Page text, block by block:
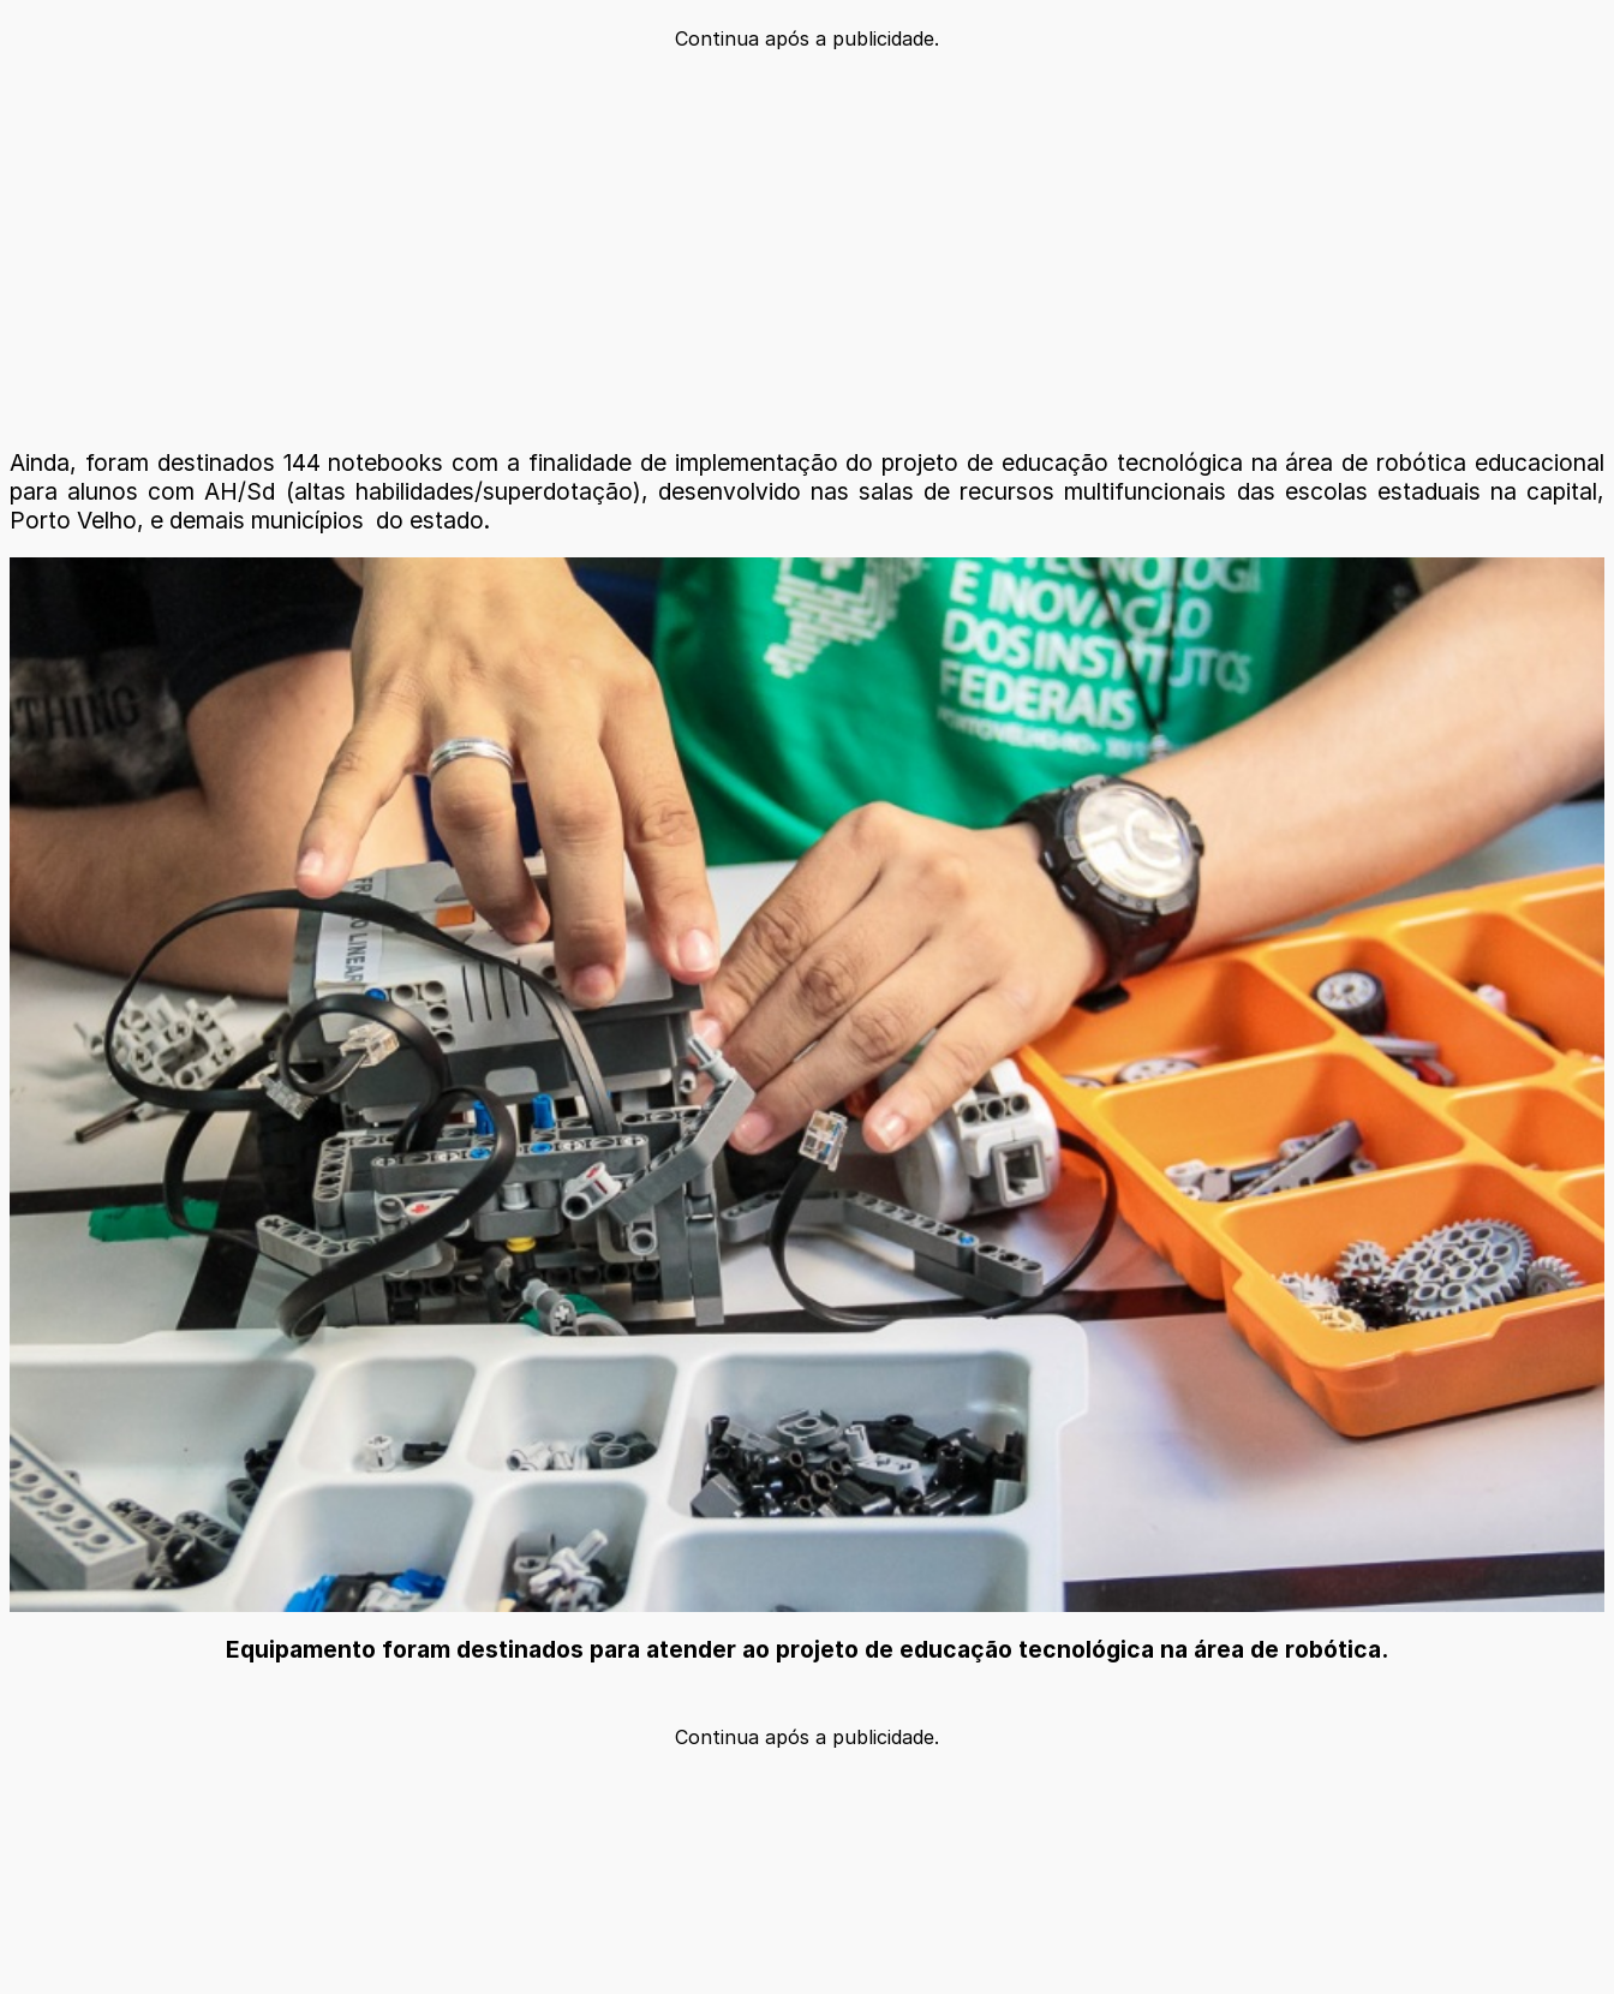
Continua após a publicidade.
Ainda, foram destinados 144 notebooks com a finalidade de implementação do projeto de educação tecnológica na área de robótica educacional
para alunos com AH/Sd (altas habilidades/superdotação), desenvolvido nas salas de recursos multifuncionais das escolas estaduais na capital,
Porto Velho, e demais municípios do estado.
Equipamento foram destinados para atender ao projeto de educação tecnológica na área de robótica.
Continua após a publicidade.